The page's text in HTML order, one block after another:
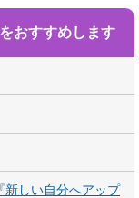
おすすめします
新しい自分へアップ